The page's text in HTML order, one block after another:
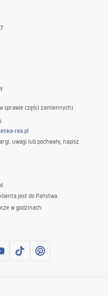
sprawie części zamiennych)
rea.pl
uwagi lub pochwały, napisz
jest do Państwa
w godzinach: